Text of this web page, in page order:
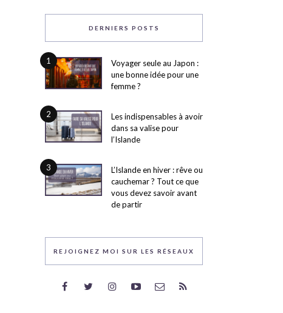
DERNIERS POSTS
1
Voyager seule au Japon :
une bonne idée pour une
femme ?
2
Les indispensables à avoir
dans sa valise pour
l’Islande
3
L’Islande en hiver : rêve ou
cauchemar ? Tout ce que
vous devez savoir avant
de partir
REJOIGNEZ MOI SUR LES RÉSEAUX